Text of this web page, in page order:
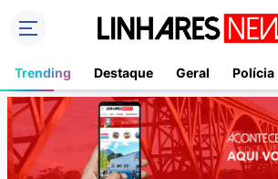
Trending Destaque Geral Polícia